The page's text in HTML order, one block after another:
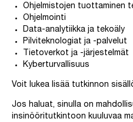
Ohjelmistojen tuottaminen
Ohjelmointi
Data-analytiikka ja tekoäly
Pilviteknologiat ja -palvelut
Tietoverkot ja -järjestelmät
Kyberturvallisuus
Voit lukea lisää tutkinnon
Jos haluat, sinulla on
insinööritutkintoon kuuluvaa